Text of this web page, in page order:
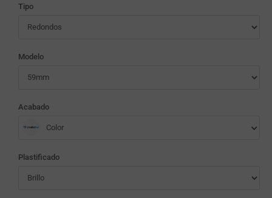
Tipo
Modelo
Acabado
Color
Plastificado